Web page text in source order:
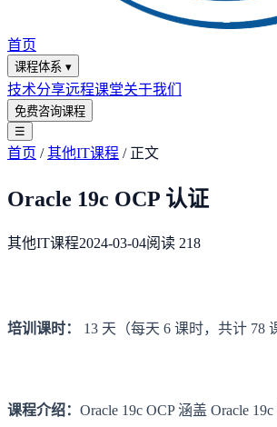
首页
课程体系 ▾
技术分享远程课堂关于我们
免费咨询课程
☰
首页 /其他IT课程 / 正文
Oracle 19c OCP 认证
其他IT课程2024-03-04阅读 218
培训课时： 13 天（每天 6 课时，共计 78
课程介绍： Oracle 19c OCP 涵盖 Oracle